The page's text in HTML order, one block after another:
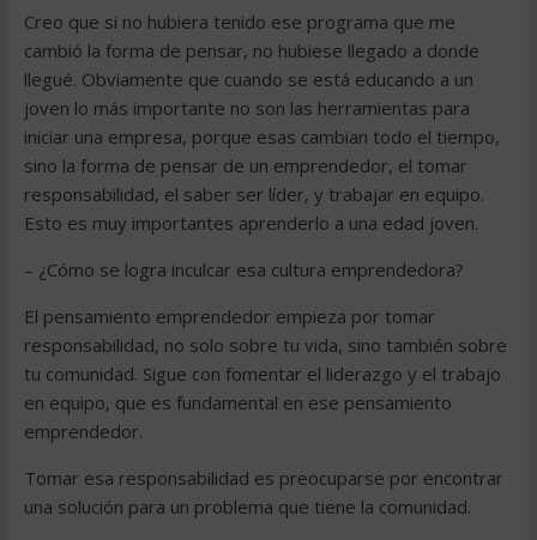
Creo que si no hubiera tenido ese programa que me
cambió la forma de pensar, no hubiese llegado a donde
llegué. Obviamente que cuando se está educando a un
joven lo más importante no son las herramientas para
iniciar una empresa, porque esas cambian todo el tiempo,
sino la forma de pensar de un emprendedor, el tomar
responsabilidad, el saber ser líder, y trabajar en equipo.
Esto es muy importantes aprenderlo a una edad joven.
– ¿Cómo se logra inculcar esa cultura emprendedora?
El pensamiento emprendedor empieza por tomar
responsabilidad, no solo sobre tu vida, sino también sobre
tu comunidad. Sigue con fomentar el liderazgo y el trabajo
en equipo, que es fundamental en ese pensamiento
emprendedor.
Tomar esa responsabilidad es preocuparse por encontrar
una solución para un problema que tiene la comunidad.